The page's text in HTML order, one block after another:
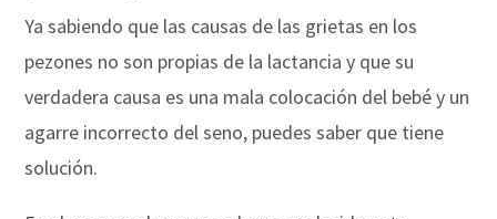
Ya sabiendo que las causas de las grietas en los
pezones no son propias de la lactancia y que su
verdadera causa es una mala colocación del bebé y un
agarre incorrecto del seno, puedes saber que tiene
solución.